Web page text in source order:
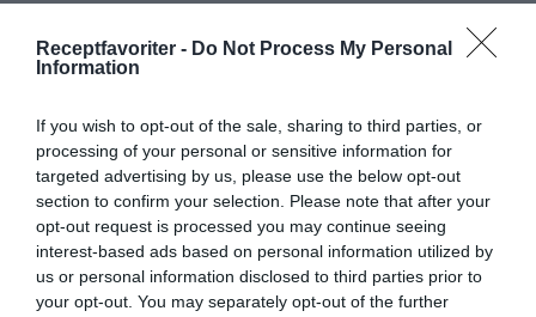
Receptfavoriter - Do Not Process My Personal
Information
If you wish to opt-out of the sale, sharing to third parties, or
processing of your personal or sensitive information for
targeted advertising by us, please use the below opt-out
section to confirm your selection. Please note that after your
opt-out request is processed you may continue seeing
interest-based ads based on personal information utilized by
us or personal information disclosed to third parties prior to
your opt-out. You may separately opt-out of the further
Servera morotssalladen varm, ljummen eller
kall.
Garnera gärna med hackad persilja.